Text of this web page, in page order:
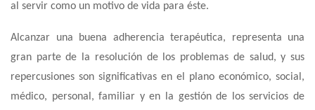
al servir como un motivo de vida para éste.
Alcanzar una buena adherencia terapéutica, representa una
gran parte de la resolución de los problemas de salud, y sus
repercusiones son significativas en el plano económico, social,
médico, personal, familiar y en la gestión de los servicios de